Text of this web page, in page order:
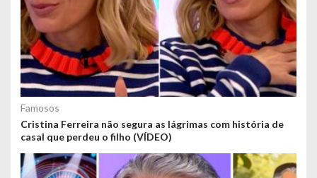
Famosos
Cristina Ferreira não segura as lágrimas com história de
casal que perdeu o filho (VÍDEO)